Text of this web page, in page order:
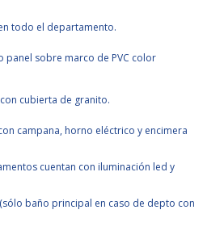
todo el departamento.
panel sobre marco de PVC color
cubierta de granito.
campana, horno eléctrico y encimera
cuentan con iluminación led y
baño principal en caso de depto con